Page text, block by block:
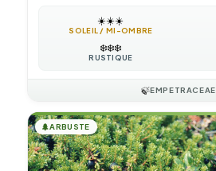
☀️☀️☀️
SOLEIL / MI-OMBRE
❄️❄️❄️
RUSTIQUE
🍃EMPETRACEAE
🌲ARBUSTE